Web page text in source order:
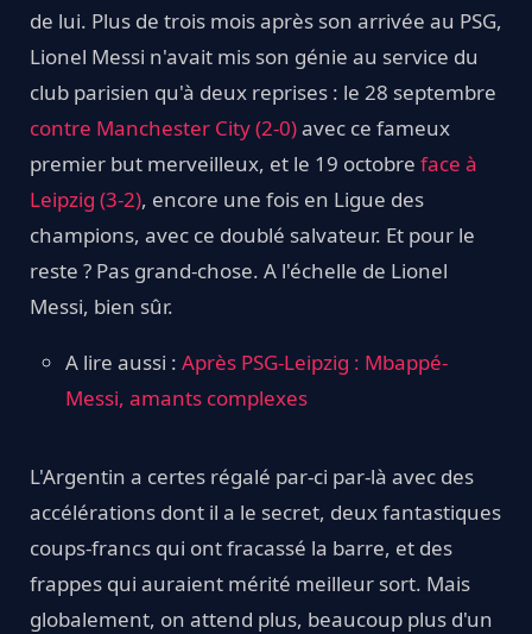
de lui. Plus de trois mois après son arrivée au PSG,
Lionel Messi n'avait mis son génie au service du
club parisien qu'à deux reprises : le 28 septembre
contre Manchester City (2-0)avec ce fameux
premier but merveilleux, et le 19 octobre face à
Leipzig (3-2), encore une fois en Ligue des
champions, avec ce doublé salvateur. Et pour le
reste ? Pas grand-chose. A l'échelle de Lionel
Messi, bien sûr.
A lire aussi : Après PSG-Leipzig : Mbappé-
Messi, amants complexes
L'Argentin a certes régalé par-ci par-là avec des
accélérations dont il a le secret, deux fantastiques
coups-francs qui ont fracassé la barre, et des
frappes qui auraient mérité meilleur sort. Mais
globalement, on attend plus, beaucoup plus d'un